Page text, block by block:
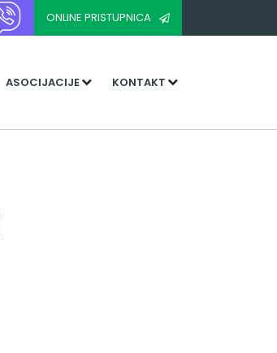
ONLINE PRISTUPNICA
ASOCIJACIJE KONTAKT